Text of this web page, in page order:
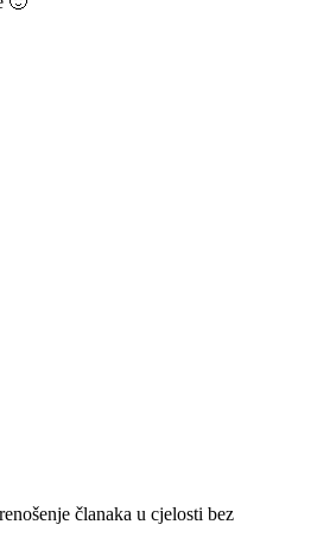
članaka u cjelosti bez